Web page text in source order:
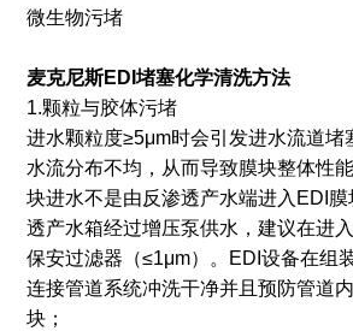
微生物污堵
麦克尼斯EDI堵塞化学清洗方法
1.颗粒与胶体污堵
进水颗粒度≥5μm时会引发进水流道堵
水流分布不均，从而导致膜块整体性
块进水不是由反渗透产水端进入EDI
透产水箱经过增压泵供水，建议在进
保安过滤器（≤1μm）。EDI设备在组
连接管道系统冲洗干净并且预防管道
块；